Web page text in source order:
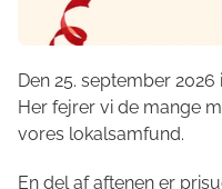
Den 25. september
Her fejrer vi de mange
vores lokalsamfund.
En del af aftenen er